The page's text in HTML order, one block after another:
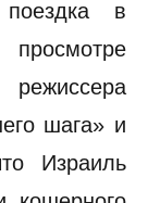
поездка в
шага» и
Израиль